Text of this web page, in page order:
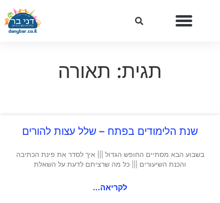
תגית: תאורה
שנת הלימודים בפתח – שלל עצות להורים
בשבוע הבא מסתיים החופש הגדול ||| איך לסדר את פינת הכתיבה
והכנת השיעורים ||| כל מה שרציתם לדעת על השאלת
לקריאה...